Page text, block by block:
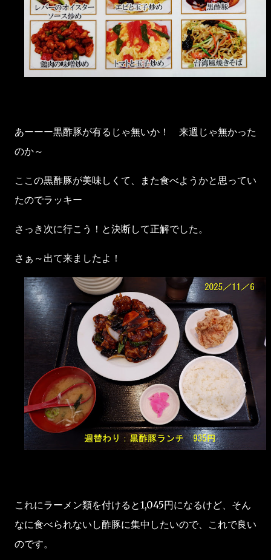
あーーー黒酢豚が有るじゃ無いか！ 来週じゃ無かった
のか～
ここの黒酢豚が美味しくて、また食べようかと思ってい
たのでラッキー
さっき次に行こう！と決断して正解でした。
さぁ～出て来ましたよ！
これにラーメン類を付けると1,045円になるけど、そん
なに食べられないし酢豚に集中したいので、これで良い
のです。